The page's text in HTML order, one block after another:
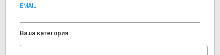
EMAIL
Ваша категория